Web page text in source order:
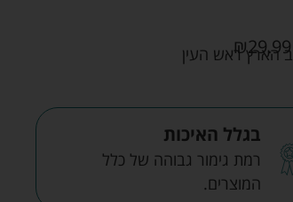
₪29.99
בגלל האיכות
רמת גימור גבוהה של כלל
המוצרים.